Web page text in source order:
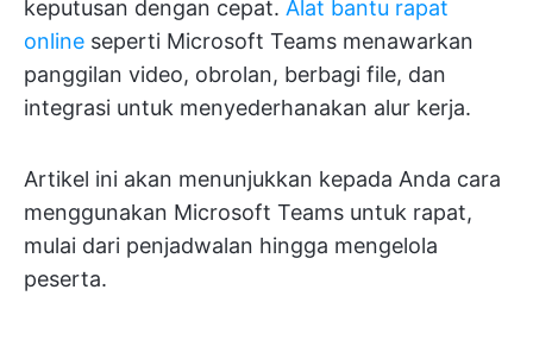
keputusan dengan cepat. Alat bantu rapat
online seperti Microsoft Teams menawarkan
panggilan video, obrolan, berbagi file, dan
integrasi untuk menyederhanakan alur kerja.
Artikel ini akan menunjukkan kepada Anda cara
menggunakan Microsoft Teams untuk rapat,
mulai dari penjadwalan hingga mengelola
peserta.